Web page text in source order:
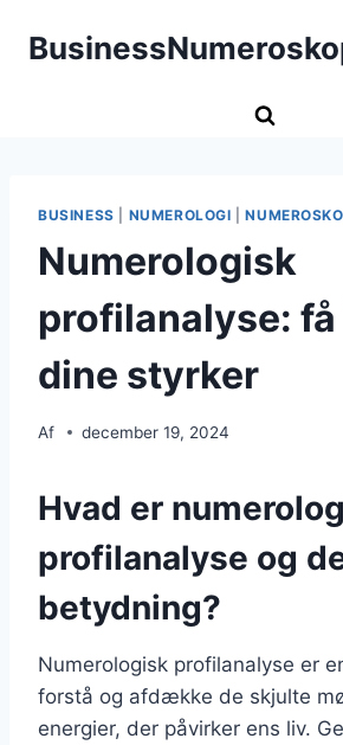
BUSINESS NUMEROLOGI |
Numerologisk
profilanalyse:
dine styrker
Af december 19, 2024
Hvad er
profilanalyse og
betydning?
Numerologisk profilanalyse er
forstå og afdække de skjulte
energier, der påvirker ens liv.